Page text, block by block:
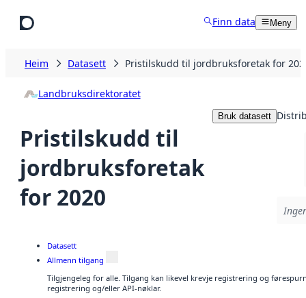
Finn data Meny
Heim Datasett Pristilskudd til jordbruksforetak for
Landbruksdirektoratet
Pristilskudd til
jordbruksforetak
for 2020
Bruk datasett
Datasett
Allmenn tilgang
Tilgjengeleg for alle. Tilgang kan likevel krevje registrering og
registrering og/eller API-nøklar.